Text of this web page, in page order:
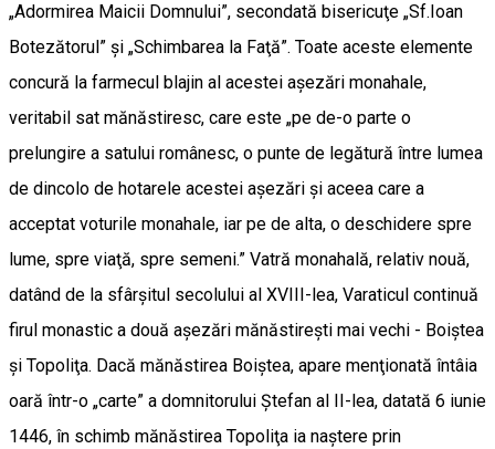
„Adormirea Maicii Domnului”, secondată bisericuţe „Sf.Ioan
Botezătorul” şi „Schimbarea la Faţă”. Toate aceste elemente
concură la farmecul blajin al acestei aşezări monahale,
veritabil sat mănăstiresc, care este „pe de-o parte o
prelungire a satului românesc, o punte de legătură între lumea
de dincolo de hotarele acestei aşezări şi aceea care a
acceptat voturile monahale, iar pe de alta, o deschidere spre
lume, spre viaţă, spre semeni.” Vatră monahală, relativ nouă,
datând de la sfârşitul secolului al XVIII-lea, Varaticul continuă
firul monastic a două aşezări mănăstireşti mai vechi - Boiştea
şi Topoliţa. Dacă mănăstirea Boiştea, apare menţionată întâia
oară într-o „carte” a domnitorului Ştefan al II-lea, datată 6 iunie
1446, în schimb mănăstirea Topoliţa ia naştere prin